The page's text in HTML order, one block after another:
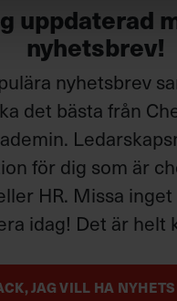
uppdaterad
nyhetsbrev!
nyhetsbrev
det bästa från
för dig som är
HR. Missa inget
idag! Det är helt
JAG VILL HA